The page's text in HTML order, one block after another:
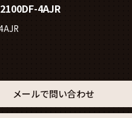
4AJR
メールで問い合わせ